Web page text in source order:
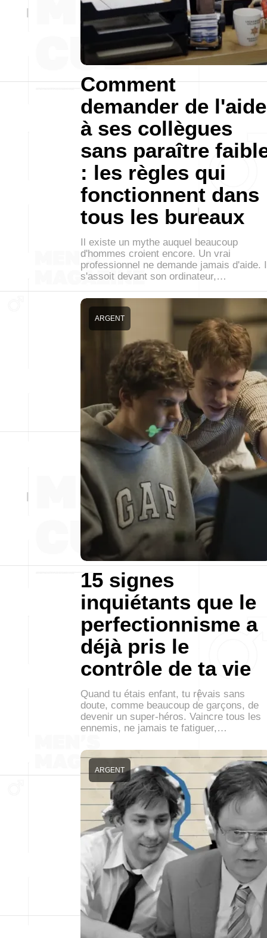
Comment
demander de l'aide
à ses collègues
sans paraître
: les règles qui
fonctionnent dans
tous les bureaux
Il existe un mythe auquel beaucoup
d'hommes croient encore. Un vrai
professionnel ne demande jamais d'aide.
s'assoit devant son ordinateur,…
15 signes
inquiétants que le
perfectionnisme a
déjà pris le
contrôle de ta vie
ARGENT
Quand tu étais enfant, tu rêvais sans
doute, comme beaucoup de garçons, de
devenir un super-héros. Vaincre tous les
ennemis, ne jamais te fatiguer,…
ARGENT